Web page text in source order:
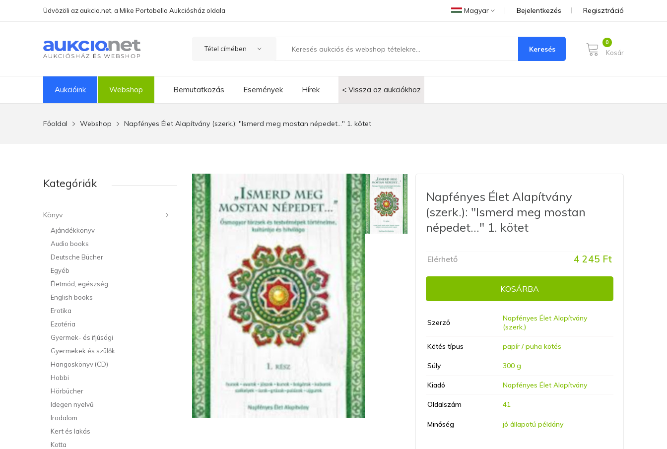
Üdvözöli az aukcio.net, a Mike Portobello Aukciósház oldala Magyar Bejelentkezés Regisztráció
Keresés Kosár
Aukcióink Webshop Bemutatkozás Események Hírek < Vissza az aukciókhoz
Főoldal Webshop Napfényes Élet Alapítvány (szerk.): "Ismerd meg mostan népedet..." 1. kötet
Kategóriák
Könyv
Ajándékkönyv
Audio books
Deutsche Bücher
Egyéb
Életmód, egészség
English books
Erotika
Ezotéria
Gyermek- és ifjúsági
Gyermekek és szülők
Hangoskönyv (CD)
Hobbi
Hörbücher
Idegen nyelvű
Irodalom
Kert és lakás
Kotta
Napfényes Élet Alapítvány
(szerk.): "Ismerd meg mostan
népedet..." 1. kötet
Elérhető 4 245 Ft
KOSÁRBA
Szerző
Napfényes Élet Alapítvány
(szerk.)
Kötés típus papír / puha kötés
Súly 300 g
Kiadó Napfényes Élet Alapítvány
Oldalszám 41
Minőség jó állapotú példány